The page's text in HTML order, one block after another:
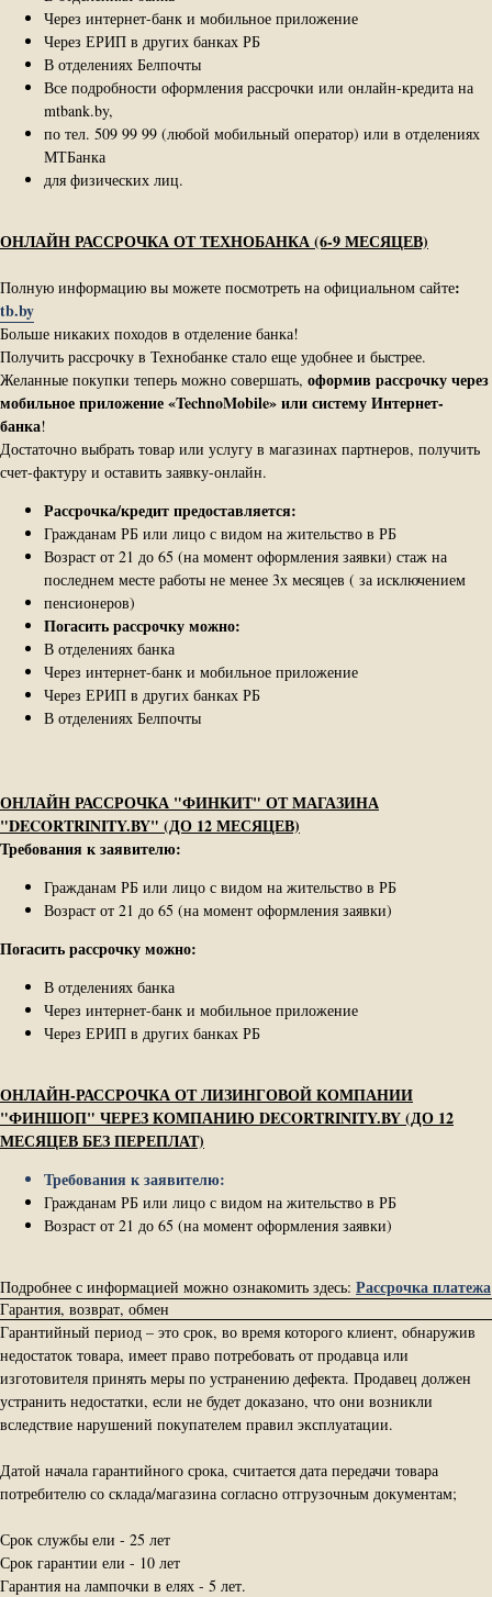
Через интернет-банк и мобильное приложение
Через ЕРИП в других банках РБ
В отделениях Белпочты
Все подробности оформления рассрочки или онлайн-кредита на
mtbank.by,
по тел. 509 99 99 (любой мобильный оператор) или в отделениях
МТБанка
для физических лиц.
ОНЛАЙН РАССРОЧКА ОТ ТЕХНОБАНКА (6-9 МЕСЯЦЕВ)
Полную информацию вы можете посмотреть на официальном сайте:
tb.by
Больше никаких походов в отделение банка!
Получить рассрочку в Технобанке стало еще удобнее и быстрее.
Желанные покупки теперь можно совершать, оформив рассрочку через
мобильное приложение «TechnoMobile» или систему Интернет-​
банка!
Достаточно выбрать товар или услугу в магазинах партнеров, получить
счет-​фактуру и оставить заявку-​онлайн.
Рассрочка/кредит предоставляется:
Гражданам РБ или лицо с видом на жительство в РБ
Возраст от 21 до 65 (на момент оформления заявки) стаж на
последнем месте работы не менее 3х месяцев ( за исключением
пенсионеров)
Погасить рассрочку можно:
В отделениях банка
Через интернет-банк и мобильное приложение
Через ЕРИП в других банках РБ
В отделениях Белпочты
ОНЛАЙН РАССРОЧКА "ФИНКИТ" ОТ МАГАЗИНА
"DECORTRINITY.BY" (ДО 12 МЕСЯЦЕВ)
Требования к заявителю:
Гражданам РБ или лицо с видом на жительство в РБ
Возраст от 21 до 65 (на момент оформления заявки)
Погасить рассрочку можно:
В отделениях банка
Через интернет-банк и мобильное приложение
Через ЕРИП в других банках РБ
ОНЛАЙН-РАССРОЧКА ОТ ЛИЗИНГОВОЙ КОМПАНИИ
"ФИНШОП" ЧЕРЕЗ КОМПАНИЮ DECORTRINITY.BY (ДО 12
МЕСЯЦЕВ БЕЗ ПЕРЕПЛАТ)
Требования к заявителю:
Гражданам РБ или лицо с видом на жительство в РБ
Возраст от 21 до 65 (на момент оформления заявки)
Подробнее с информацией можно ознакомить здесь: Рассрочка платежа
Гарантия, возврат, обмен
Гарантийный период – это срок, во время которого клиент, обнаружив
недостаток товара, имеет право потребовать от продавца или
изготовителя принять меры по устранению дефекта. Продавец должен
устранить недостатки, если не будет доказано, что они возникли
вследствие нарушений покупателем правил эксплуатации.
Датой начала гарантийного срока, считается дата передачи товара
потребителю со склада/магазина согласно отгрузочным документам;
Срок службы ели - 25 лет
Срок гарантии ели - 10 лет
Гарантия на лампочки в елях - 5 лет.